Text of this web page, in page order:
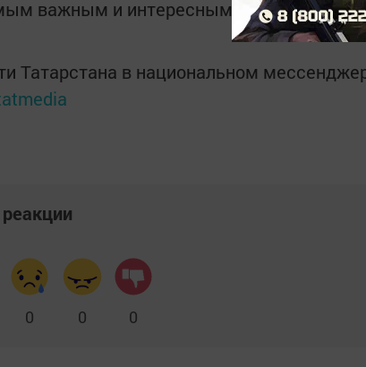
важным и интересным в Telegram-
Татарстана в национальном
0 0 0